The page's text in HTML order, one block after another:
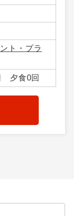
ト・プラ
夕食0回